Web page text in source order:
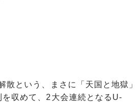
という、まさに「天国と地獄」
収めて、2大会連続となるU-